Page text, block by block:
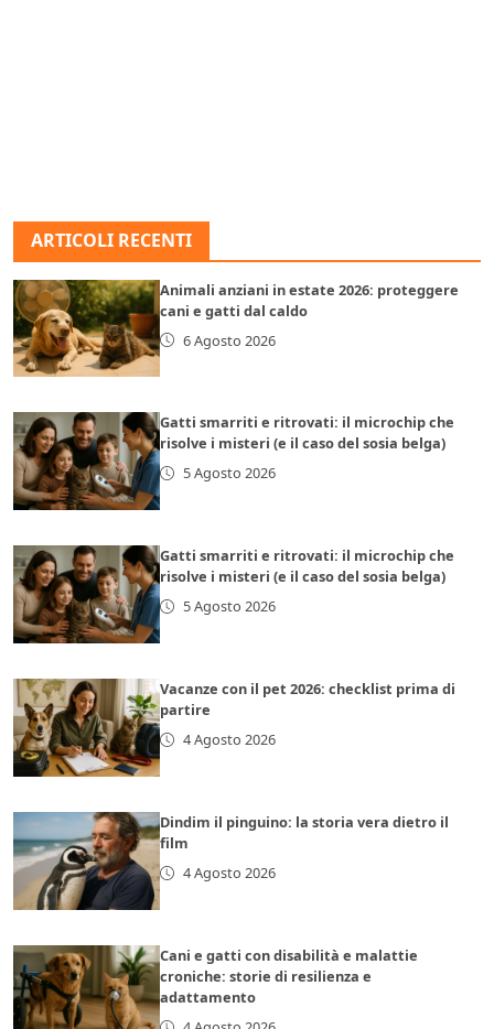
ARTICOLI RECENTI
Animali anziani in estate 2026: proteggere
cani e gatti dal caldo
6 Agosto 2026
Gatti smarriti e ritrovati: il microchip che
risolve i misteri (e il caso del sosia belga)
5 Agosto 2026
Gatti smarriti e ritrovati: il microchip che
risolve i misteri (e il caso del sosia belga)
5 Agosto 2026
Vacanze con il pet 2026: checklist prima di
partire
4 Agosto 2026
Dindim il pinguino: la storia vera dietro il
film
4 Agosto 2026
Cani e gatti con disabilità e malattie
croniche: storie di resilienza e
adattamento